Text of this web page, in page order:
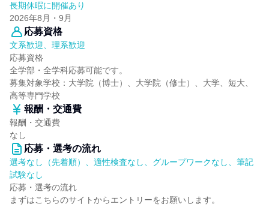
長期休暇に開催あり
2026年8月・9月
応募資格
文系歓迎、理系歓迎
応募資格
全学部・全学科応募可能です。
募集対象学校：大学院（博士）、大学院（修士）、大学、短大、
高等専門学校
報酬・交通費
報酬・交通費
なし
応募・選考の流れ
選考なし（先着順）、適性検査なし、グループワークなし、筆記
試験なし
応募・選考の流れ
まずはこちらのサイトからエントリーをお願いします。